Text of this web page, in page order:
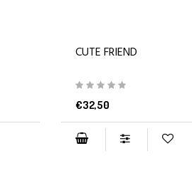
CUTE FRIEND
€32,50